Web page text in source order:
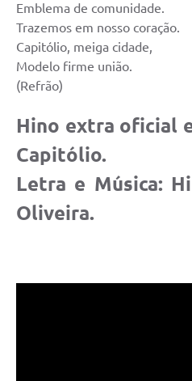
Carta de Serviços
Acesso à Informação
Emblema de comunidade.
Trazemos em nosso
Capitólio, meiga cidade,
Modelo firme união.
(Refrão)
Hino extra oficial
Capitólio.
Letra e Música:
Oliveira.